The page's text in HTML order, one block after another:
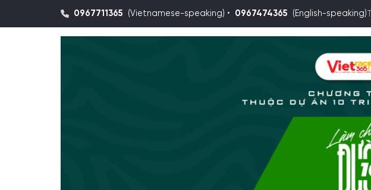
0967711365 (Vietnamese-speaking) • 0967474365 (English-speaking)